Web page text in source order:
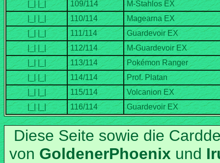
Diese Seite sowie die
von
und